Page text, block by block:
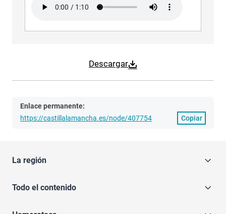
Descargar
Enlace permanente:
https://castillalamancha.es/node/407754
Copiar
La región
Todo el contenido